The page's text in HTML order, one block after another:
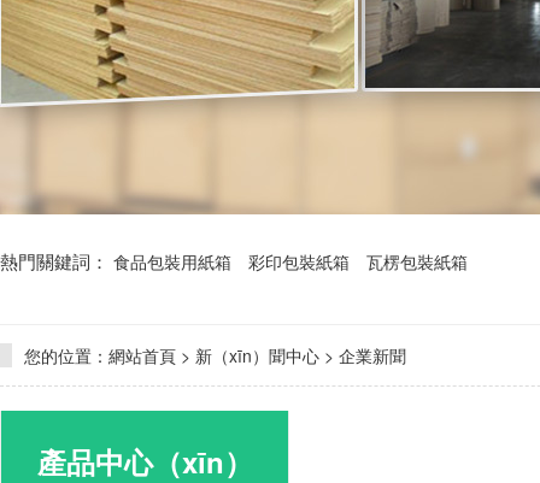
熱門關鍵詞： 食品包裝用紙箱 彩印包裝紙箱 瓦楞包裝紙箱
您的位置： 網站首頁 > 新（xīn）聞中心 > 企業新聞
產品中心（xīn）